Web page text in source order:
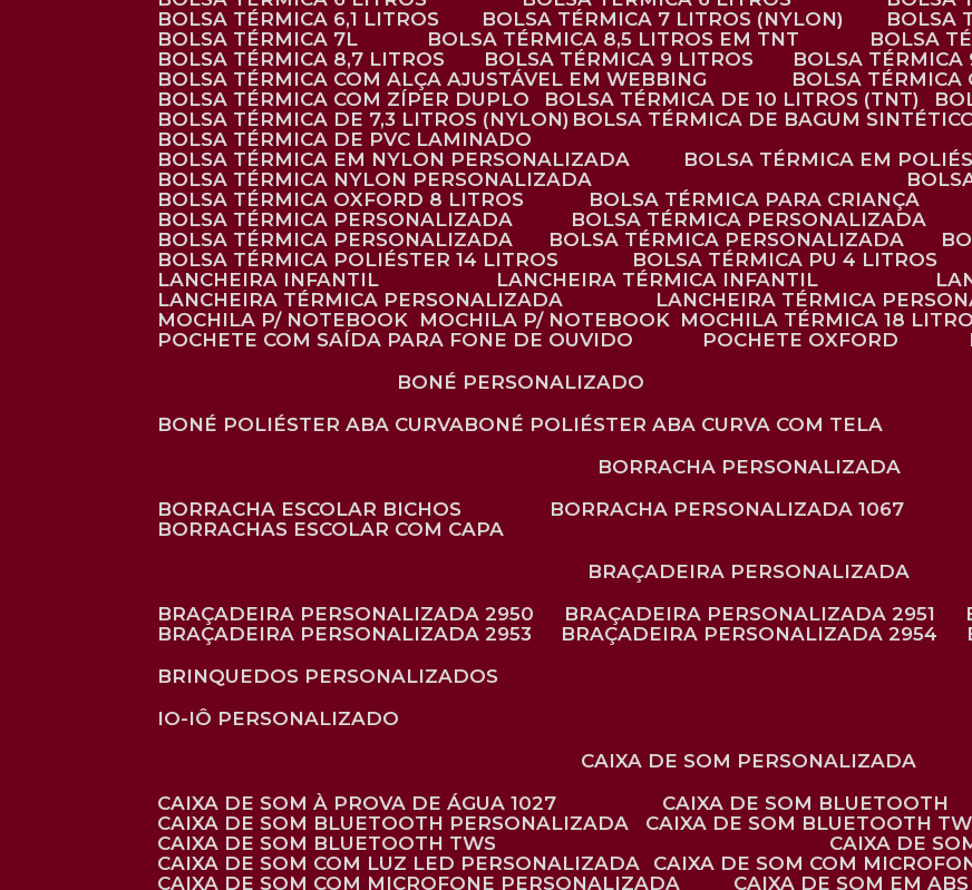
BOLSA TÉRMICA 6,1 LITROS
BOLSA TÉRMICA 7 LITROS (NYLON)
BOLSA TÉRMICA 7L
BOLSA TÉRMICA 8,5 LITROS EM TNT
BOLSA
BOLSA TÉRMICA 8,7 LITROS
BOLSA TÉRMICA 9 LITROS BOLSA
BOLSA TÉRMICA COM ALÇA AJUSTÁVEL EM WEBBING
BOLSA
BOLSA TÉRMICA COM ZÍPER DUPLO
BOLSA TÉRMICA DE 10 LITROS (TNT)
BOLSA TÉRMICA DE 7,3 LITROS (NYLON)
BOLSA TÉRMICA DE BAGUM
BOLSA TÉRMICA DE PVC LAMINADO
BOLSA TÉRMICA EM NYLON PERSONALIZADA
BOLSA TÉRMICA EM
BOLSA TÉRMICA NYLON PERSONALIZADA
BOLSA TÉRMICA OXFORD 8 LITROS
BOLSA TÉRMICA PARA CRIANÇA
BOLSA TÉRMICA PERSONALIZADA
BOLSA TÉRMICA PERSONALIZADA
BOLSA TÉRMICA PERSONALIZADA
BOLSA TÉRMICA PERSONALIZADA
BOLSA TÉRMICA POLIÉSTER 14 LITROS
BOLSA TÉRMICA PU 4 LITROS
LANCHEIRA INFANTIL
LANCHEIRA TÉRMICA INFANTIL
LANCHEIRA TÉRMICA PERSONALIZADA
LANCHEIRA TÉRMICA
MOCHILA P/ NOTEBOOK
MOCHILA P/ NOTEBOOK MOCHILA TÉRMICA 18
POCHETE COM SAÍDA PARA FONE DE OUVIDO
POCHETE OXFORD
BONÉ PERSONALIZADO
BONÉ POLIÉSTER ABA CURVA
BONÉ POLIÉSTER ABA CURVA COM TELA
BORRACHA PERSONALIZADA
BORRACHA ESCOLAR BICHOS
BORRACHA PERSONALIZADA 1067
BORRACHAS ESCOLAR COM CAPA
BRAÇADEIRA PERSONALIZADA
BRAÇADEIRA PERSONALIZADA 2950
BRAÇADEIRA PERSONALIZADA 2951
BRAÇADEIRA PERSONALIZADA 2953
BRAÇADEIRA PERSONALIZADA 2954
BRINQUEDOS PERSONALIZADOS
IO-IÔ PERSONALIZADO
CAIXA DE SOM PERSONALIZADA
CAIXA DE SOM À PROVA DE ÁGUA 1027
CAIXA DE SOM BLUETOOTH
CAIXA DE SOM BLUETOOTH PERSONALIZADA
CAIXA DE SOM BLUETOOTH
CAIXA DE SOM BLUETOOTH TWS
CAIXA DE
CAIXA DE SOM COM LUZ LED PERSONALIZADA
CAIXA DE SOM COM
CAIXA DE SOM COM MICROFONE PERSONALIZADA
CAIXA DE SOM EM